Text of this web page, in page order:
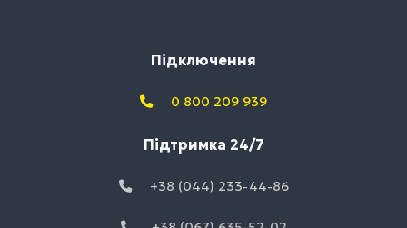
Підключення
0 800 209 939
Підтримка 24/7
+38 (044) 233-44-86